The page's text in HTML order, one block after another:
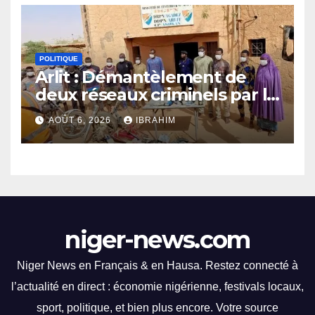
ambitieux sur le terrain.
connu un moment fort avec
la FENISEQ, qui a organisé un
événement ponctué de
compétitions captivantes.
Les spectateurs ont été
éblouis par des
performances
impressionnantes et des
POLITIQUE
Arlit : Démantèlement de
deux réseaux criminels par la
police d’Akokan
AOÛT 6, 2026 IBRAHIM
niger-news.com
Niger News en Français & en Hausa. Restez connecté à
l’actualité en direct : économie nigérienne, festivals locaux,
sport, politique, et bien plus encore. Votre source